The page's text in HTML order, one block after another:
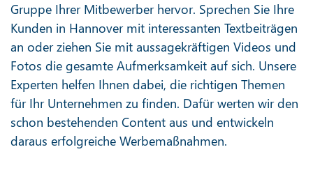
Gruppe Ihrer Mitbewerber hervor. Sprechen Sie Ihre
Kunden in Hannover mit interessanten Textbeiträgen
an oder ziehen Sie mit aussagekräftigen Videos und
Fotos die gesamte Aufmerksamkeit auf sich. Unsere
Experten helfen Ihnen dabei, die richtigen Themen
für Ihr Unternehmen zu finden. Dafür werten wir den
schon bestehenden Content aus und entwickeln
daraus erfolgreiche Werbemaßnahmen.